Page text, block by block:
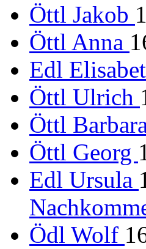
Öttl Jakob
Öttl Anna
Edl Elisabet
Öttl Ulrich
Öttl
Öttl Georg
Edl Ursula
Ödl Wolf